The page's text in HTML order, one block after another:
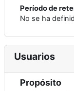
Período de
No se ha
Usuarios
Propósito